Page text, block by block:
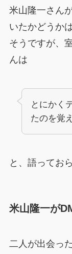
米山隆一さん
いたかどうか
そうですが、
んは
とにかく
たのを覚
と、語ってお
米山隆一が
二人が出会っ